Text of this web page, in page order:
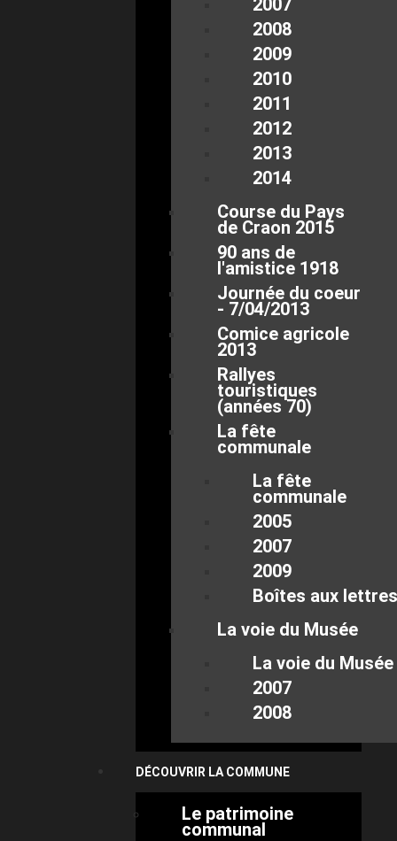
2007
2008
2009
2010
2011
2012
2013
2014
Course du Pays
de Craon 2015
90 ans de
l'amistice 1918
Journée du coeur
- 7/04/2013
Comice agricole
2013
Rallyes
touristiques
(années 70)
La fête
communale
La fête
communale
2005
2007
2009
Boîtes aux lettres
La voie du Musée
La voie du Musée
2007
2008
DÉCOUVRIR LA COMMUNE
Le patrimoine
communal